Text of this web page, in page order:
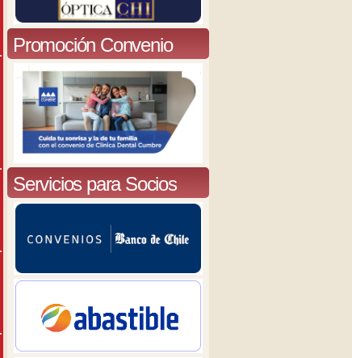
Promoción Convenio
Servicios para Socios